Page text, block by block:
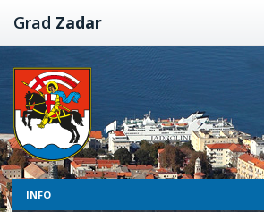
Preskoči
na
Grad Zadar
INFO